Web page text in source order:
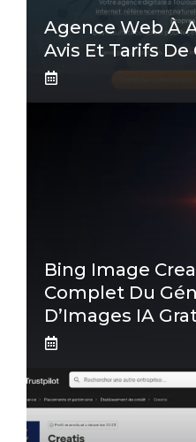
Agence Web À
Avis Et Tarifs
Bing Image
Complet Du
D’Images IA